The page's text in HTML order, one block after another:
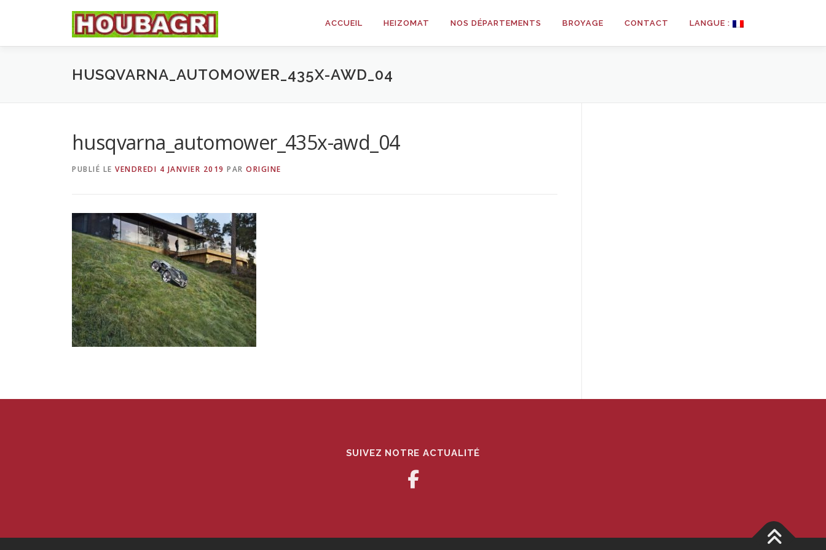
ACCUEIL HEIZOMAT NOS DÉPARTEMENTS BROYAGE CONTACT LANGUE :
HUSQVARNA_AUTOMOWER_435X-AWD_04
husqvarna_automower_435x-awd_04
PUBLIÉ LE VENDREDI 4 JANVIER 2019 PAR ORIGINE
SUIVEZ NOTRE ACTUALITÉ